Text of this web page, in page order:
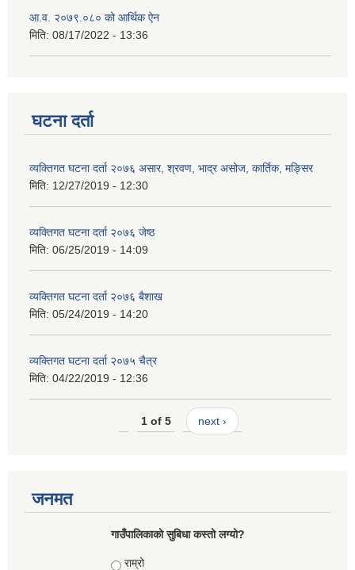
आ.व. २०७९.०८० को आर्थिक ऐन
मिति: 08/17/2022 - 13:36
घटना दर्ता
व्यक्तिगत घटना दर्ता २०७६ असार, श्रवण, भाद्र असोज, कार्तिक, मङ्सिर
मिति: 12/27/2019 - 12:30
व्यक्तिगत घटना दर्ता २०७६ जेष्ठ
मिति: 06/25/2019 - 14:09
व्यक्तिगत घटना दर्ता २०७६ बैशाख
मिति: 05/24/2019 - 14:20
व्यक्तिगत घटना दर्ता २०७५ चैत्र
मिति: 04/22/2019 - 12:36
1 of 5 next ›
जनमत
गाउँपालिकाको सुबिधा कस्तो लग्यो?
Choices
राम्रो